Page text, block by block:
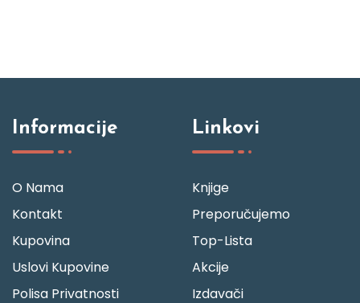
Informacije
O Nama
Kontakt
Kupovina
Uslovi Kupovine
Polisa Privatnosti
Linkovi
Knjige
Preporučujemo
Top-Lista
Akcije
Izdavači